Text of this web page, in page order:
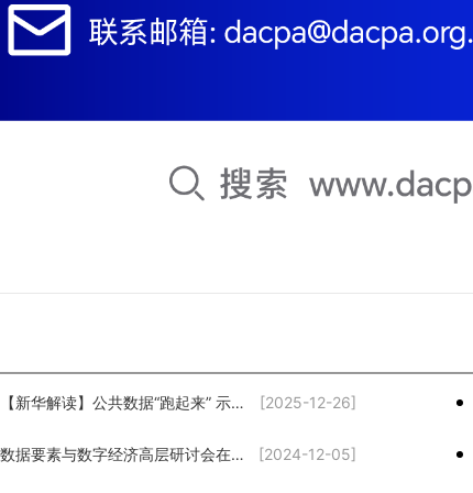
活动回顾｜【新华解读】公共数据“跑起来” 示范场景建设激活数据价值 [2025-12-26]
活动回顾｜数据要素与数字经济高层研讨会在北京举办 [2024-12-05]